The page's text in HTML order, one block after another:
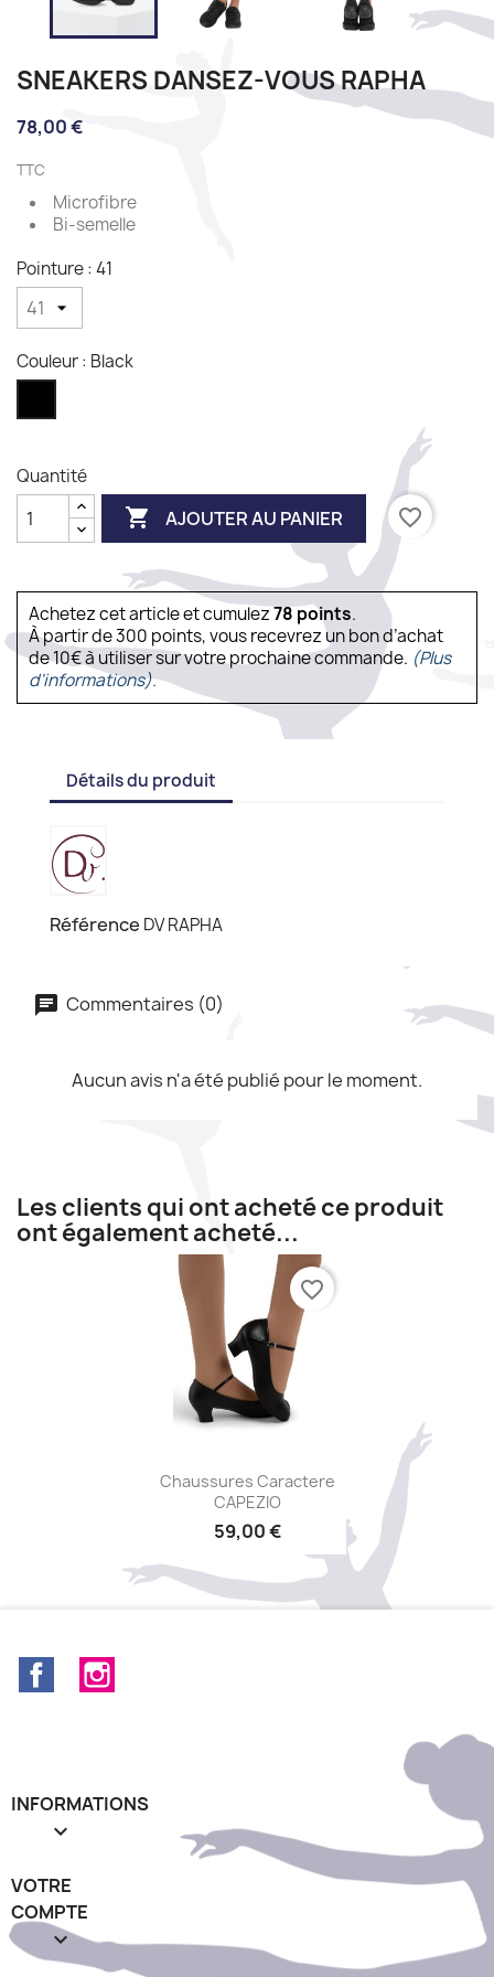
SNEAKERS DANSEZ-VOUS RAPHA
78,00 €
TTC
Microfibre
Bi-semelle
Pointure : 41
Couleur : Black
Quantité
 AJOUTER AU PANIER favorite_border
Achetez cet article et cumulez78points.
À partir de 300 points, vous recevrez un bon d’achat
de 10€ à utiliser sur votre prochaine commande. (Plus
d'informations).
Détails du produit
Référence DV RAPHA
Commentaires (0)
Aucun avis n'a été publié pour le moment.
Les clients qui ont acheté ce produit
ont également acheté...
Aperçu rapide
Chaussures Caractere
CAPEZIO
59,00 €
favorite_border
Facebook
INFORMATIONS

VOTRE
COMPTE
